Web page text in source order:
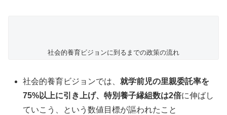
社会的養育ビジョンに到るまでの政策の流れ
社会的養育ビジョンでは、就学前児の里親委託率を
75%以上に引き上げ、特別養子縁組数は2倍に伸ばし
ていこう、という数値目標が謳われたこと